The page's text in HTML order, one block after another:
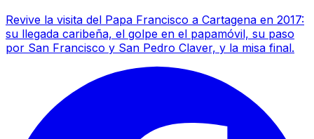
Revive la visita del Papa Francisco a Cartagena en 2017:
su llegada caribeña, el golpe en el papamóvil, su paso
por San Francisco y San Pedro Claver, y la misa final.